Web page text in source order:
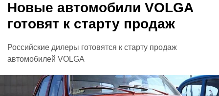
Новые автомобили VOLGA
готовят к старту продаж
Российские дилеры готовятся к старту продаж
автомобилей VOLGA